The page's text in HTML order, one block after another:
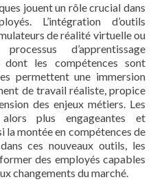
jouent un rôle crucial dans
L’intégration d’outils
de réalité virtuelle ou
d’apprentissage
dont les compétences sont
permettent une immersion
de travail réaliste, propice
des enjeux métiers. Les
plus engageantes et
la montée en compétences de
ces nouveaux outils, les
des employés capables
changements du marché.